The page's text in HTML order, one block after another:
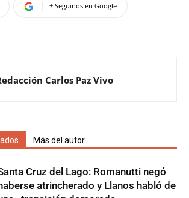
+ Seguinos en Google
Carlos Paz Vivo
Más del autor
Cruz del Lago: Romanutti negó
atrincherado y Llanos habló de